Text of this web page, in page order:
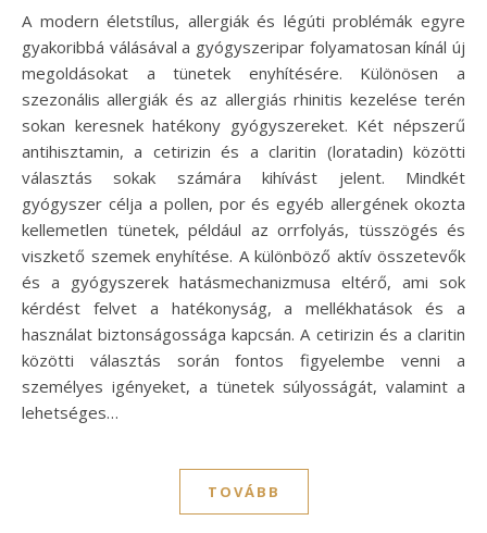
A modern életstílus, allergiák és légúti problémák egyre
gyakoribbá válásával a gyógyszeripar folyamatosan kínál új
megoldásokat a tünetek enyhítésére. Különösen a
szezonális allergiák és az allergiás rhinitis kezelése terén
sokan keresnek hatékony gyógyszereket. Két népszerű
antihisztamin, a cetirizin és a claritin (loratadin) közötti
választás sokak számára kihívást jelent. Mindkét
gyógyszer célja a pollen, por és egyéb allergének okozta
kellemetlen tünetek, például az orrfolyás, tüsszögés és
viszkető szemek enyhítése. A különböző aktív összetevők
és a gyógyszerek hatásmechanizmusa eltérő, ami sok
kérdést felvet a hatékonyság, a mellékhatások és a
használat biztonságossága kapcsán. A cetirizin és a claritin
közötti választás során fontos figyelembe venni a
személyes igényeket, a tünetek súlyosságát, valamint a
lehetséges…
TOVÁBB